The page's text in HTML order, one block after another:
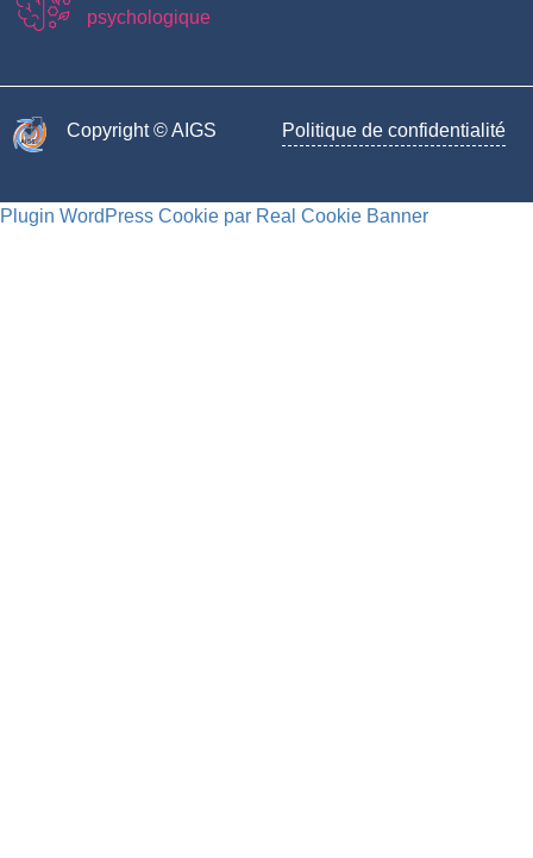
psychologique
Copyright © AIGS​ Politique de confidentialité
Plugin WordPress Cookie par Real Cookie Banner